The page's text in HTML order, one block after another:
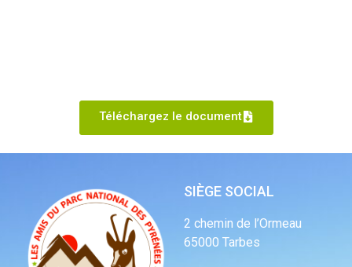
Téléchargez le document
SIÈGE SOCIAL
2 chemin de l’Ormeau
65000 Tarbes